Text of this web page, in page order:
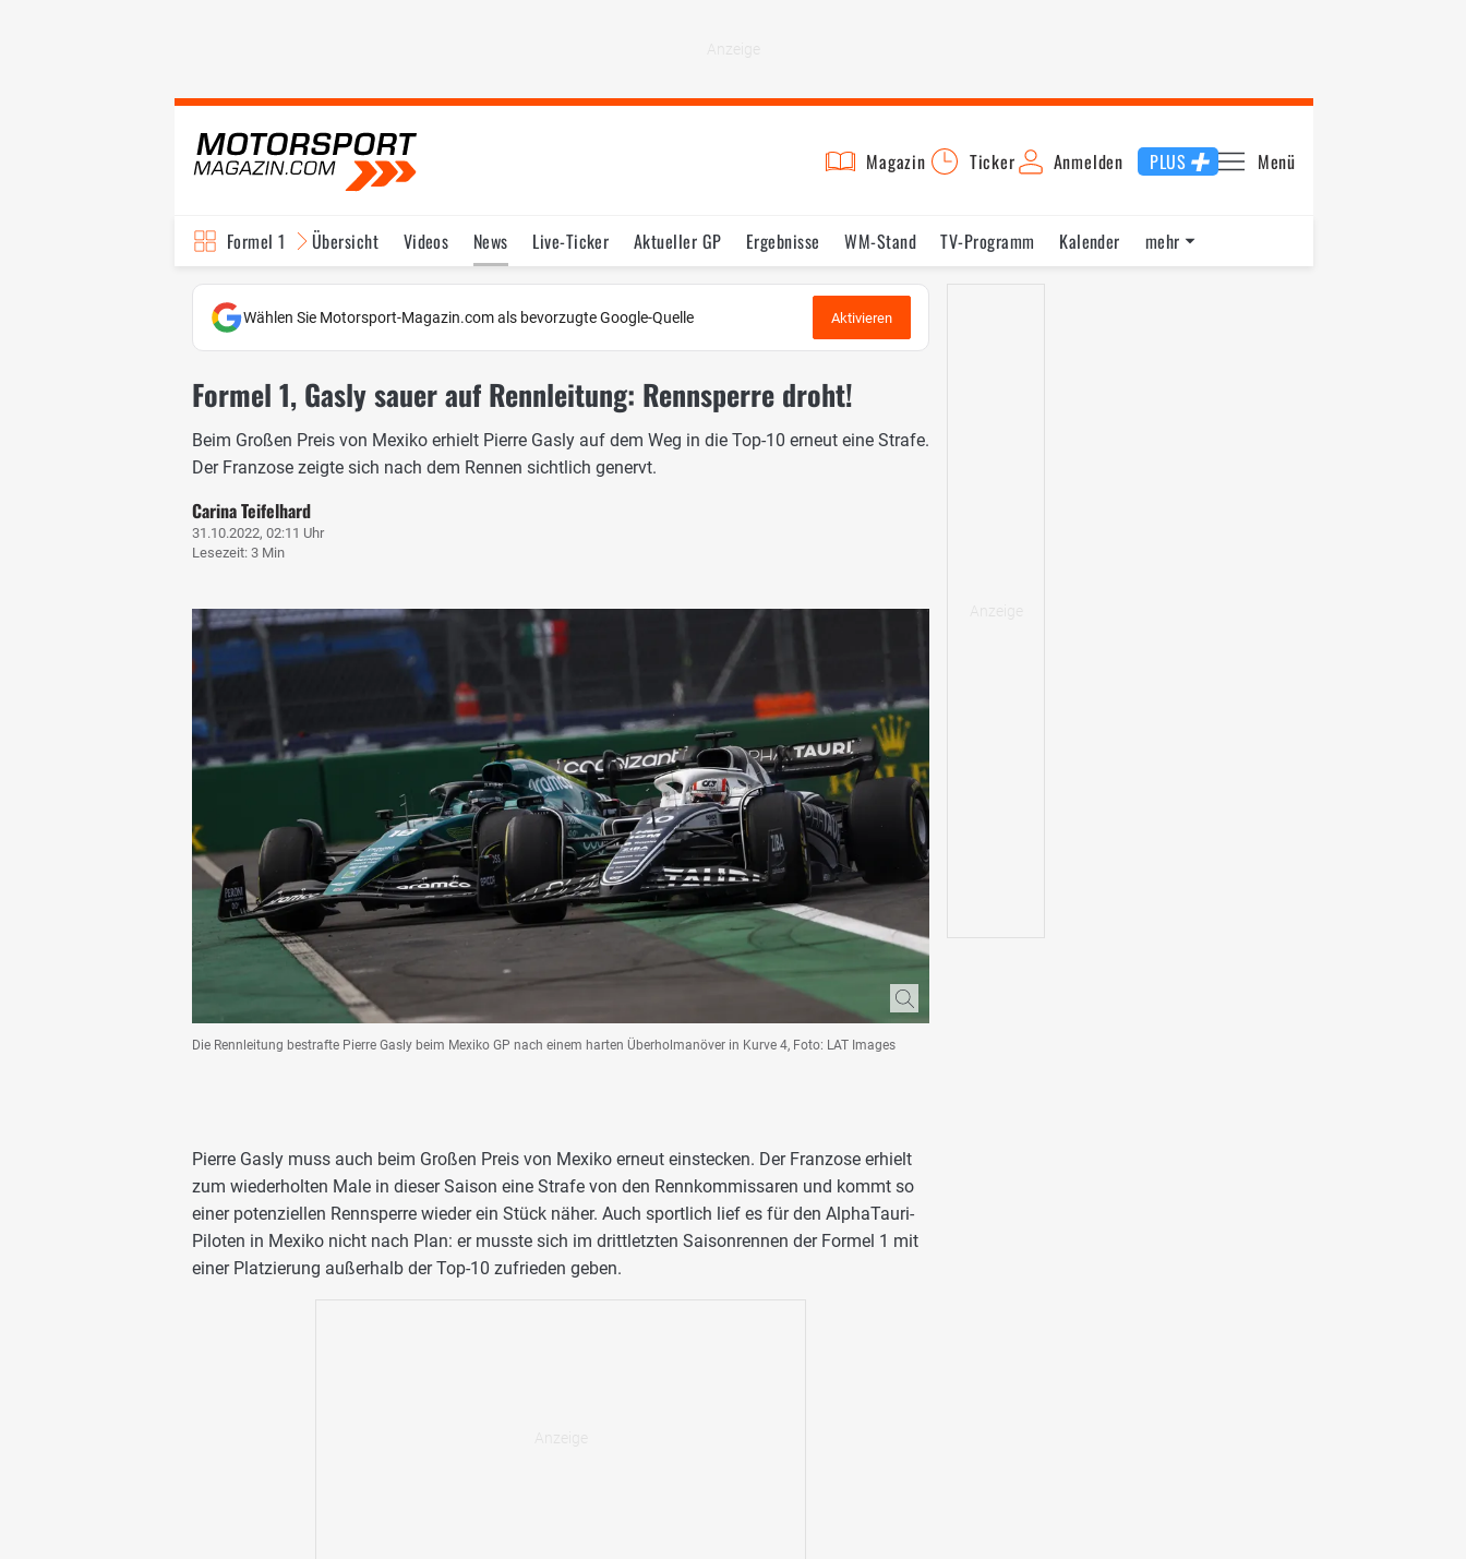
Magazin Ticker Anmelden PLUS Menü
Formel 1 Übersicht Videos News Live-Ticker Aktueller GP Ergebnisse WM-Stand TV-Programm
Kalender
Fahrer & Teams
Bilder Termine Statistik Testfahrten Reglement Lexikon
mehr
Wählen Sie Motorsport-Magazin.com als bevorzugte Google-Quelle Aktivieren
Formel 1, Gasly sauer auf Rennleitung: Rennsperre droht!
Beim Großen Preis von Mexiko erhielt Pierre Gasly auf dem Weg in die Top-10 erneut eine Strafe.
Der Franzose zeigte sich nach dem Rennen sichtlich genervt.
Carina Teifelhard
31.10.2022, 02:11 Uhr
Lesezeit: 3 Min
Die Rennleitung bestrafte Pierre Gasly beim Mexiko GP nach einem harten Überholmanöver in Kurve 4, Foto: LAT Images
Pierre Gasly muss auch beim Großen Preis von Mexiko erneut einstecken. Der Franzose erhielt
zum wiederholten Male in dieser Saison eine Strafe von den Rennkommissaren und kommt so
einer potenziellen Rennsperre wieder ein Stück näher. Auch sportlich lief es für den AlphaTauri-
Piloten in Mexiko nicht nach Plan: er musste sich im drittletzten Saisonrennen der Formel 1 mit
einer Platzierung außerhalb der Top-10 zufrieden geben.